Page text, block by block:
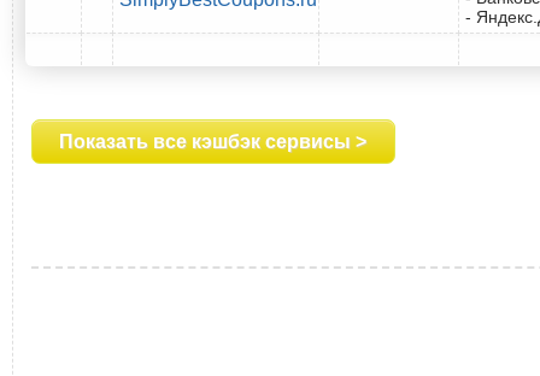
-
Показать все кэшбэк сервисы >